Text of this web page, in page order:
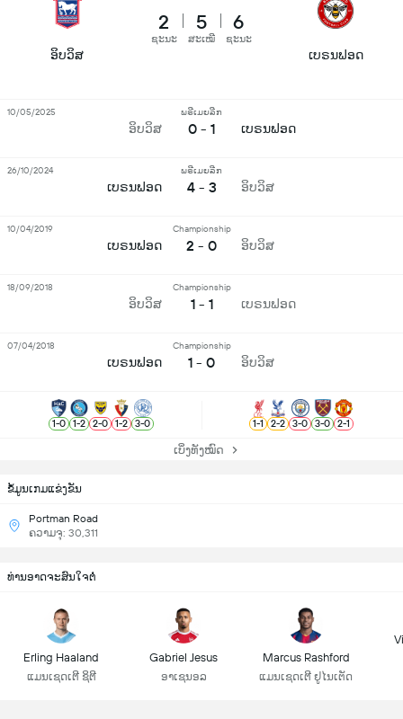
ຂ້ໍມູນເກມແຂ່ງຂັນ
Portman Road
ຄວາມຈຸ: 30,311
ອິບວິສ
2
ຊະນະ
5
ສະເໝີ
6
ຊະນະ
ເບຣນຟອດ
ອິບວິສ
ພຣີເມຍລີກ
0 - 1 ເບຣນຟອດ
10/05/2025
ເບຣນຟອດ
ພຣີເມຍລີກ
4 - 3 ອິບວິສ
26/10/2024
ເບຣນຟອດ
Championship
2 - 0 ອິບວິສ
10/04/2019
ອິບວິສ
Championship
1 - 1 ເບຣນຟອດ
18/09/2018
ເບຣນຟອດ
Championship
1 - 0 ອິບວິສ
07/04/2018
1-0 1-2 2-0 1-2 3-0 1-1 2-2 3-0 3-0 2-1
ເບິ່ງທັງໝົດ
ທ່ານອາດຈະສົນໃຈຕໍ່
Erling Haaland
ແມນເຊດເຕີ ຊິຕີ
Gabriel Jesus
ອາເຊນອລ
Marcus Rashford
ແມນເຊດເຕີ ຢູໄນເຕັດ